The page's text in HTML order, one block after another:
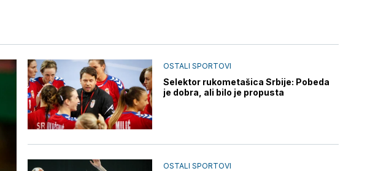
OSTALI SPORTOVI
Selektor rukometašica Srbije: Pobeda
je dobra, ali bilo je propusta
OSTALI SPORTOVI